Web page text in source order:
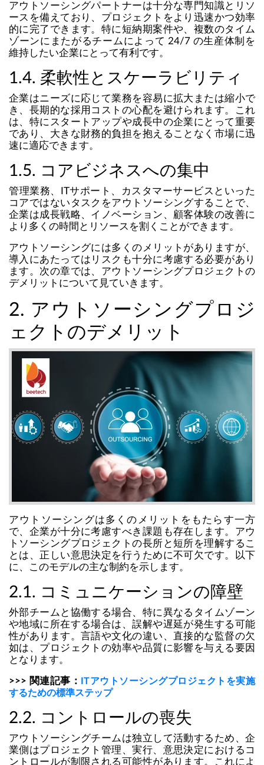
アウトソーシングパートナーは十分な専門知識とリソ
ースを備えており、プロジェクトをより迅速かつ効率
的に完了できます。特に短納期案件や、複数のタイム
ゾーンにまたがるチームによって 24/7 の生産体制を
維持したい企業にとって有利です。
1.4. 柔軟性とスケーラビリティ
企業はニーズに応じて業務を容易に拡大または縮小で
き、長期的な採用コストの心配を避けられます。これ
は、特にスタートアップや成長中の企業にとって重要
であり、大きな財務的負担を抱えることなく市場に迅
速に適応できます。
1.5. コアビジネスへの集中
管理業務、ITサポート、カスタマーサービスといった
コアではないタスクをアウトソーシングすることで、
企業は成長戦略、イノベーション、顧客体験の改善に
より多くの時間とリソースを割くことができます。
アウトソーシングには多くのメリットがありますが、
導入にあたってはリスクも十分に考慮する必要があり
ます。次の章では、アウトソーシングプロジェクトの
デメリットについて見ていきます。
2. アウトソーシングプロジ
ェクトのデメリット
アウトソーシングは多くのメリットをもたらす一方
で、企業が十分に考慮すべき課題も存在します。アウ
トソーシングプロジェクトの長所と短所を理解するこ
とは、正しい意思決定を行うために不可欠です。以下
に、このモデルの主な制約を示します。
2.1. コミュニケーションの障壁
外部チームと協働する場合、特に異なるタイムゾーン
や地域に所在する場合は、誤解や遅延が発生する可能
性があります。言語や文化の違い、直接的な監督の欠
如は、プロジェクトの効率や品質に影響を与える要因
となります。
>>> 関連記事：
ITアウトソーシングプロジェクトを実施
するための標準ステップ
2.2. コントロールの喪失
アウトソーシングチームは独立して活動するため、企
業側はプロジェクト管理、実行、意思決定におけるコ
ントロールが制限される可能性があります。これによ